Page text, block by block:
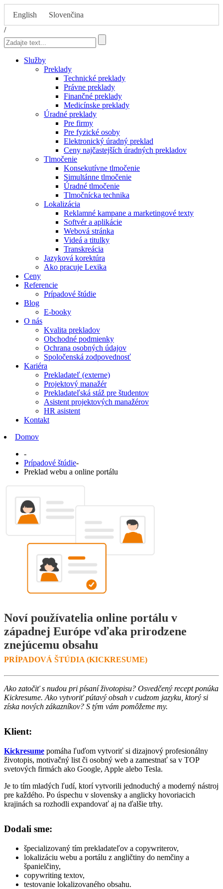
English
Slovenčina
/
Služby
Preklady
Technické preklady
Právne preklady
Finančné preklady
Medicínske preklady
Úradné preklady
Pre firmy
Pre fyzické osoby
Elektronický úradný preklad
Ceny najčastejších úradných prekladov
Tlmočenie
Konsekutívne tlmočenie
Simultánne tlmočenie
Úradné tlmočenie
Tlmočnícka technika
Lokalizácia
Reklamné kampane a marketingové texty
Softvér a aplikácie
Webová stránka
Videá a titulky
Transkreácia
Jazyková korektúra
Ako pracuje Lexika
Ceny
Referencie
Prípadové štúdie
Blog
E-booky
O nás
Kvalita prekladov
Obchodné podmienky
Ochrana osobných údajov
Spoločenská zodpovednosť
Kariéra
Prekladateľ (externe)
Projektový manažér
Prekladateľská stáž pre študentov
Asistent projektových manažérov
HR asistent
Kontakt
Domov
-
Prípadové štúdie-
Preklad webu a online portálu
Noví používatelia online portálu v
západnej Európe vďaka prirodzene
znejúcemu obsahu
PRÍPADOVÁ ŠTÚDIA (KICKRESUME)
Ako zatočiť s nudou pri písaní životopisu? Osvedčený recept ponúka
Kickresume. Ako vytvoriť pútavý obsah v cudzom jazyku, ktorý si
získa nových zákazníkov? S tým vám pomôžeme my.
Klient:
Kickresume pomáha ľuďom vytvoriť si dizajnový profesionálny
životopis, motivačný list či osobný web a zamestnať sa v TOP
svetových firmách ako Google, Apple alebo Tesla.
Je to tím mladých ľudí, ktorí vytvorili jednoduchý a moderný nástroj
pre každého. Po úspechu v slovensky a anglicky hovoriacich
krajinách sa rozhodli expandovať aj na ďalšie trhy.
Dodali sme:
špecializovaný tím prekladateľov a copywriterov,
lokalizáciu webu a portálu z angličtiny do nemčiny a
španielčiny,
copywriting textov,
testovanie lokalizovaného obsahu.